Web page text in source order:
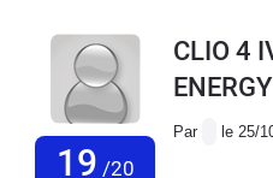
19 /20
CLIO 4
Par le 25/